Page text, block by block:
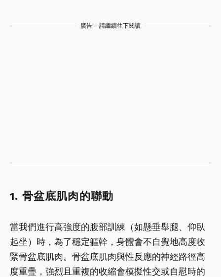
廣告 - 請繼續往下閱讀
1. 骨盆底肌肉的聯動
當我們進行高強度的腹部訓練（如懸垂舉腿、仰臥
起坐）時，為了穩定軀幹，身體會不自覺地高度收
緊骨盆底肌肉。骨盆底肌肉與性反應的神經路徑高
度重疊，強烈且重複的收縮會模擬性交或自慰時的